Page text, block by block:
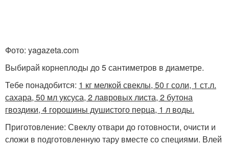
Фото: yagazeta.com
Выбирай корнеплоды до 5 сантиметров в диаметре.
Тебе понадобится: 1 кг мелкой свеклы, 50 г соли, 1 ст.л.
сахара, 50 мл уксуса, 2 лавровых листа, 2 бутона
гвоздики, 4 горошины душистого перца, 1 л воды.
Приготовление: Свеклу отвари до готовности, очисти и
сложи в подготовленную тару вместе со специями. Влей